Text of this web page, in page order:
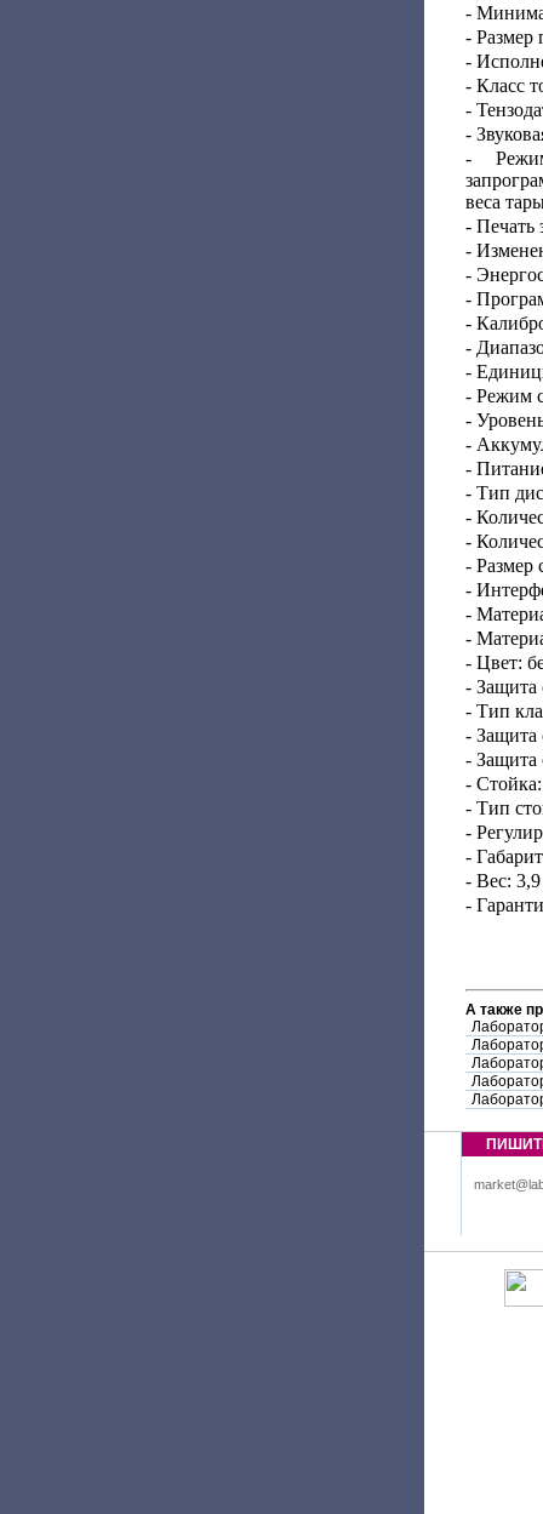
-
- Размер
-
- Класс
-
-
-
веса
- Печать
-
-
-
-
-
-
- Режим
-
-
-
- Тип
-
-
- Размер
-
-
-
- Цвет:
- Защита
- Тип
- Защита
- Защита
-
- Тип
-
-
- Вес: 3,9
-
А также